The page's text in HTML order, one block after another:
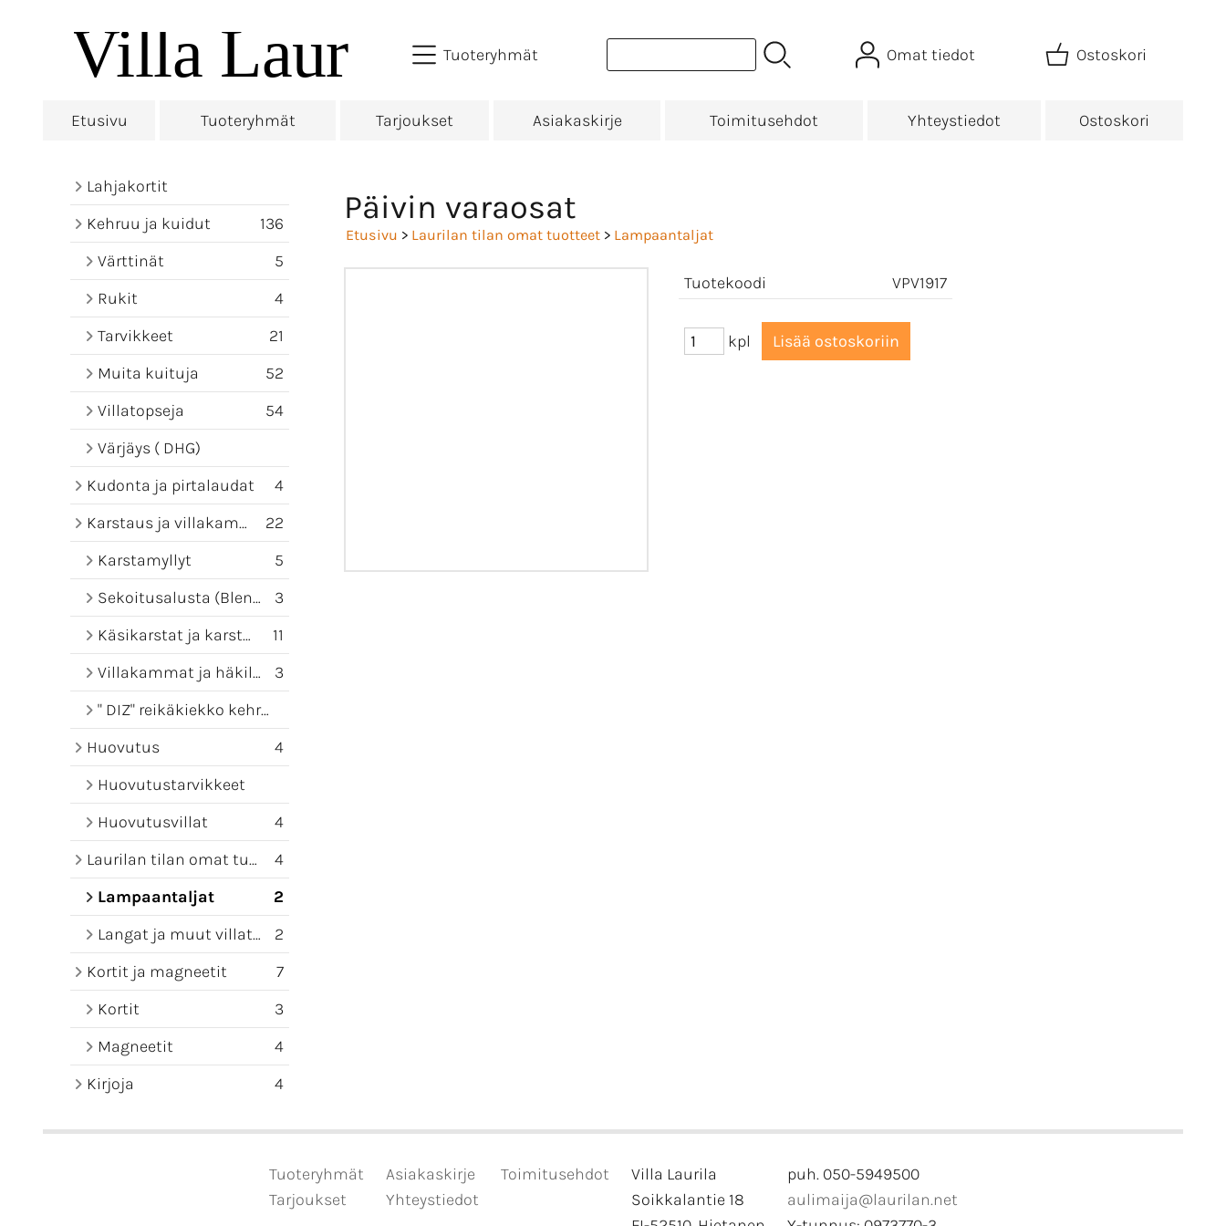
Tuoteryhmät Omat tiedot Ostoskori
Etusivu Tuoteryhmät Tarjoukset Asiakaskirje Toimitusehdot Yhteystiedot Ostoskori
Lahjakortit
Kehruu ja kuidut
136
Värttinät
5
Rukit
4
Tarvikkeet
21
Muita kuituja
52
Villatopseja
54
Värjäys ( DHG)
Kudonta ja pirtalaudat
4
Karstaus ja villakammat
22
Karstamyllyt
5
Sekoitusalusta (Blending board)
3
Käsikarstat ja karstamatot
11
Villakammat ja häkilät
3
" DIZ" reikäkiekko kehruuseen
Huovutus
4
Huovutustarvikkeet
Huovutusvillat
4
Laurilan tilan omat tuotteet
4
Lampaantaljat
2
Langat ja muut villatuotteet
2
Kortit ja magneetit
7
Kortit
3
Magneetit
4
Kirjoja
4
Päivin varaosat
Etusivu > Laurilan tilan omat tuotteet > Lampaantaljat
Tuotekoodi VPV1917
kpl
Tuoteryhmät
Tarjoukset
Asiakaskirje
Yhteystiedot
Toimitusehdot
Villa Laurila
Soikkalantie 18
puh. 050-5949500
aulimaija@laurilan.net